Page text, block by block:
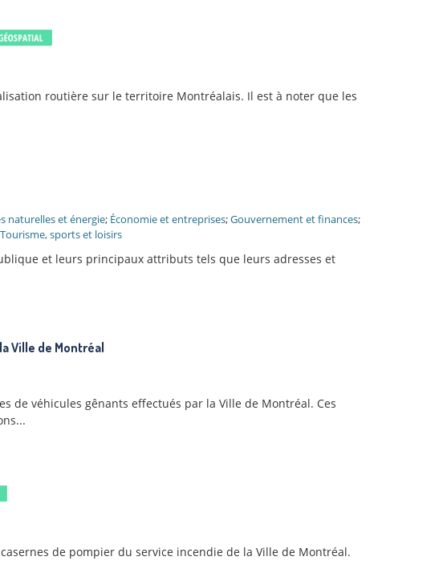
routière sur le territoire Montréalais. Il est à noter que les
naturelles et énergie; Économie et entreprises;Gouvernement et finances;
Tourisme, sports et loisirs
et leurs principaux attributs tels que leurs adresses et
Ville de Montréal
de véhicules gênants effectués par la Ville de Montréal. Ces
de pompier du service incendie de la Ville de Montréal.